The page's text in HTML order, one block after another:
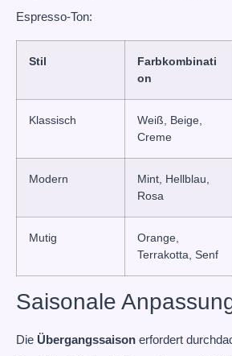
Espresso-Ton:
Stil
Farbkombinati
on
Klassisch
Weiß, Beige,
Creme
Modern
Mint, Hellblau,
Rosa
Mutig
Orange,
Terrakotta, Senf
Saisonale
Die Übergangssaison erfordert